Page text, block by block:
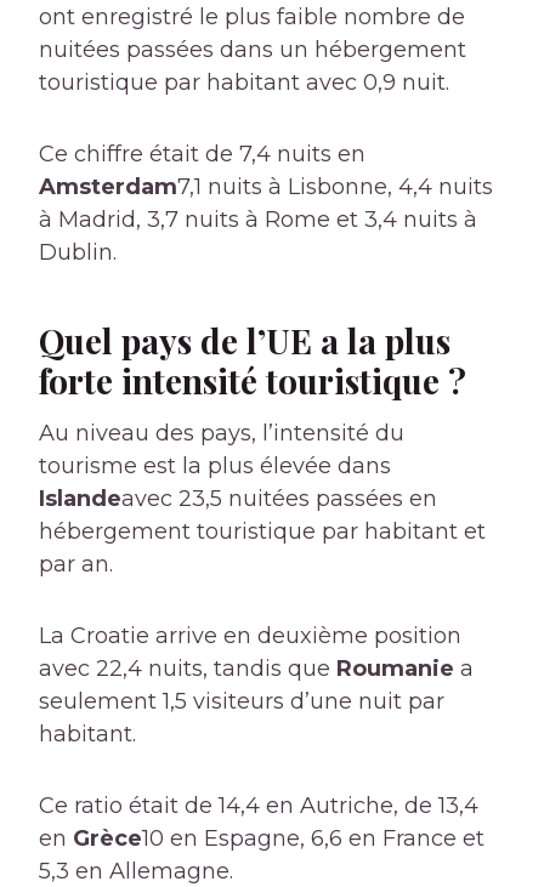
ont enregistré le plus faible nombre de
nuitées passées dans un hébergement
touristique par habitant avec 0,9 nuit.
Ce chiffre était de 7,4 nuits en
Amsterdam7,1 nuits à Lisbonne, 4,4 nuits
à Madrid, 3,7 nuits à Rome et 3,4 nuits à
Dublin.
Quel pays de l’UE a la plus
forte intensité touristique ?
Au niveau des pays, l’intensité du
tourisme est la plus élevée dans
Islandeavec 23,5 nuitées passées en
hébergement touristique par habitant et
par an.
La Croatie arrive en deuxième position
avec 22,4 nuits, tandis que Roumanie a
seulement 1,5 visiteurs d’une nuit par
habitant.
Ce ratio était de 14,4 en Autriche, de 13,4
en Grèce10 en Espagne, 6,6 en France et
5,3 en Allemagne.